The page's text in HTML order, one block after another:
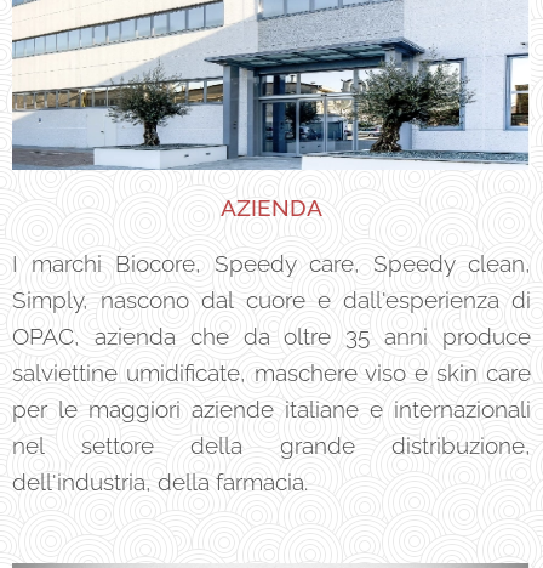
AZIENDA
I marchi Biocore, Speedy care, Speedy clean,
Simply, nascono dal cuore e dall'esperienza di
OPAC, azienda che da oltre 35 anni produce
salviettine umidificate, maschere viso e skin care
per le maggiori aziende italiane e internazionali
nel settore della grande distribuzione,
dell'industria, della farmacia.